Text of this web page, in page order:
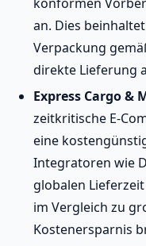
an. Dies
Verpackung
direkte Lieferung
Express Cargo &
zeitkritische E-
eine
Integratoren wie
globalen
im Vergleich zu
Kostenersparnis